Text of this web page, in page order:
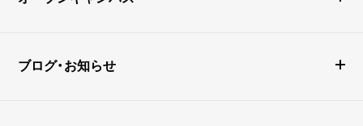
ブログ・お知らせ